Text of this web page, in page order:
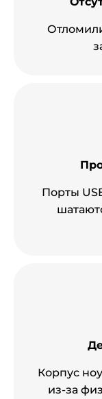
Порты
Корпус
из-за